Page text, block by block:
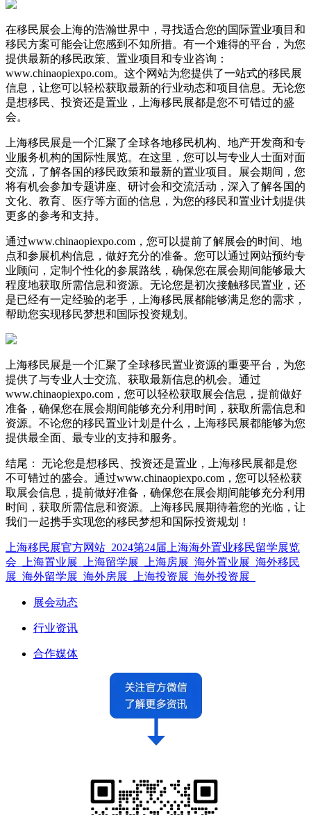
在移民展会上海的浩瀚世界中，寻找适合您的国际置业项目和
移民方案可能会让您感到不知所措。有一个难得的平台，为您
提供最新的移民政策、置业项目和专业咨询：
www.chinaopiexpo.com。这个网站为您提供了一站式的移民展
信息，让您可以轻松获取最新的行业动态和项目信息。无论您
是想移民、投资还是置业，上海移民展都是您不可错过的盛
会。
上海移民展是一个汇聚了全球各地移民机构、地产开发商和专
业服务机构的国际性展览。在这里，您可以与专业人士面对面
交流，了解各国的移民政策和最新的置业项目。展会期间，您
将有机会参加专题讲座、研讨会和交流活动，深入了解各国的
文化、教育、医疗等方面的信息，为您的移民和置业计划提供
更多的参考和支持。
通过www.chinaopiexpo.com，您可以提前了解展会的时间、地
点和参展机构信息，做好充分的准备。您可以通过网站预约专
业顾问，定制个性化的参展路线，确保您在展会期间能够最大
程度地获取所需信息和资源。无论您是初次接触移民置业，还
是已经有一定经验的老手，上海移民展都能够满足您的需求，
帮助您实现移民梦想和国际投资规划。
上海移民展是一个汇聚了全球移民置业资源的重要平台，为您
提供了与专业人士交流、获取最新信息的机会。通过
www.chinaopiexpo.com，您可以轻松获取展会信息，提前做好
准备，确保您在展会期间能够充分利用时间，获取所需信息和
资源。不论您的移民置业计划是什么，上海移民展都能够为您
提供最全面、最专业的支持和服务。
结尾： 无论您是想移民、投资还是置业，上海移民展都是您
不可错过的盛会。通过www.chinaopiexpo.com，您可以轻松获
取展会信息，提前做好准备，确保您在展会期间能够充分利用
时间，获取所需信息和资源。上海移民展期待着您的光临，让
我们一起携手实现您的移民梦想和国际投资规划！
上海移民展官方网站_2024第24届上海海外置业移民留学展览
会_上海置业展_上海留学展_上海房展_海外置业展_海外移民
展_海外留学展_海外房展_上海投资展_海外投资展_
展会动态
行业资讯
合作媒体